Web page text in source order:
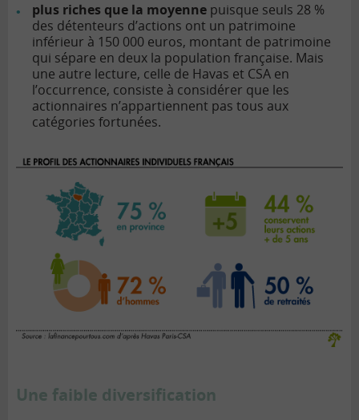
plus riches que la moyenne puisque seuls 28 %
des détenteurs d’actions ont un patrimoine
inférieur à 150 000 euros, montant de patrimoine
qui sépare en deux la population française. Mais
une autre lecture, celle de Havas et CSA en
l’occurrence, consiste à considérer que les
actionnaires n’appartiennent pas tous aux
catégories fortunées.
Une faible diversification